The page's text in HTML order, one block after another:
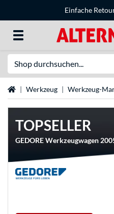
Einfache
StartseiteWerkzeug Werkzeug-
TOPSELLER
GEDORE Werkzeugwagen